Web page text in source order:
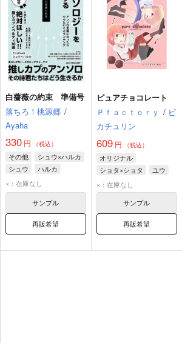
白薔薇の約束 準備号
落ちろ！桃源郷 /
Ayaha
330 円 （税込）
その他
シュウ×ハルカ
シュウ
ハルカ
×：在庫なし
サンプル
再販希望
ピュアチョコレート
Ｐｆａｃｔｏｒｙ / ピ
カチュリン
609円 （税込）
オリジナル
ショタ×ショタ
ユウ
ハルカ
×：在庫なし
サンプル
再販希望